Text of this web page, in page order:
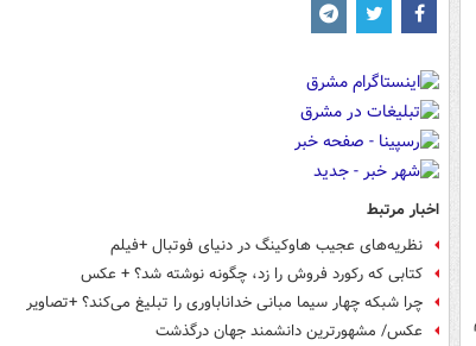
اخبار مرتبط
نظریه‌های عجیب هاوکینگ در دنیای فوتبال +فیلم
کتابی که رکورد فروش را زد، چگونه نوشته شد؟ + عکس
چرا شبکه چهار سیما مبانی خداناباوری را تبلیغ می‌کند؟ +تصاویر
عکس/ مشهورترین دانشمند جهان درگذشت